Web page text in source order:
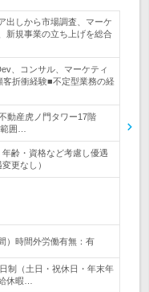
出しから市場調査、マーケ
新規事業の立ち上げを総合
、コンサル、マーケティ
折衝経験■不定型業務の経
動産虎ノ門タワー17階
囲…
齢・資格など考慮し優遇
更なし）
）時間外労働有無：有
制（土日・祝休日・年末年
休暇…